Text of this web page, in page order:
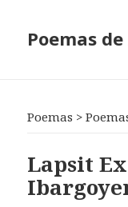
Poemas
Poemas >
Lapsit